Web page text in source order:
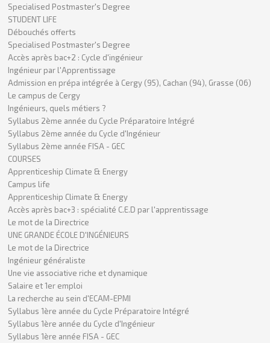
Specialised Postmaster's Degree
STUDENT LIFE
Débouchés offerts
Specialised Postmaster's Degree
Accès après bac+2 : Cycle d'ingénieur
Ingénieur par l'Apprentissage
Admission en prépa intégrée à Cergy (95), Cachan (94), Grasse (06)
Le campus de Cergy
Ingénieurs, quels métiers ?
Syllabus 2ème année du Cycle Préparatoire Intégré
Syllabus 2ème année du Cycle d'Ingénieur
Syllabus 2ème année FISA - GEC
COURSES
Apprenticeship Climate & Energy
Campus life
Apprenticeship Climate & Energy
Accès après bac+3 : spécialité C.E.D par l'apprentissage
Le mot de la Directrice
UNE GRANDE ÉCOLE D'INGÉNIEURS
Le mot de la Directrice
Ingénieur généraliste
Une vie associative riche et dynamique
Salaire et 1er emploi
La recherche au sein d'ECAM-EPMI
Syllabus 1ère année du Cycle Préparatoire Intégré
Syllabus 1ère année du Cycle d'Ingénieur
Syllabus 1ère année FISA - GEC